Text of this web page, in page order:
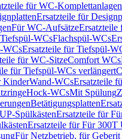
für WC-Komplettanlagen
Ersatzteile für
Für WC-AufsätzeErsatzteile
WCsFlachspül-WCs
WCsErsatzteile für Tiefspül-
für WC-SitzeComfort WCs
für Tiefspül-WCs verlängert
KinderWand-WCsErsatzteile
Hock-WCsMit Spülung
Betätigungsplatten
SpülkästenErsatzteile für
Ersatzteile für Für 300T
Für Netzbetrieb, für